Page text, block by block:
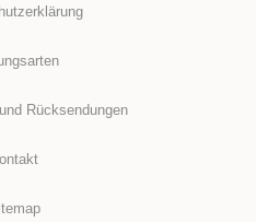
Rücksendungen